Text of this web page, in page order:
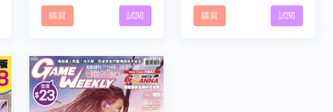
購買 試閱 購買 試閱